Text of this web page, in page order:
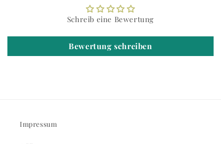
Schreib eine Bewertung
Bewertung schreiben
Impressum